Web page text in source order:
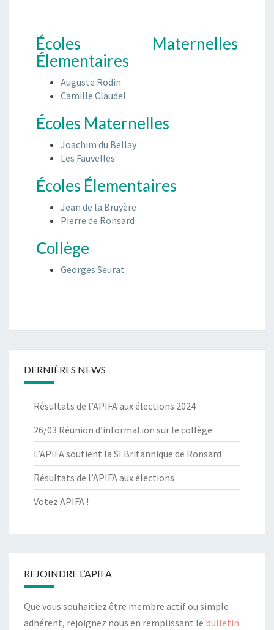
N
Écoles Maternelles
Élementaires
Auguste Rodin
Camille Claudel
Écoles Maternelles
Joachim du Bellay
Les Fauvelles
Écoles Élementaires
Jean de la Bruyère
Pierre de Ronsard
Collège
Georges Seurat
DERNIÈRES NEWS
Résultats de l’APIFA aux élections 2024
26/03 Réunion d’information sur le collège
L’APIFA soutient la SI Britannique de Ronsard
Résultats de l’APIFA aux élections
Votez APIFA !
REJOINDRE L’APIFA
Que vous souhaitiez être membre actif ou simple
adhérent, rejoignez nous en remplissant le bulletin